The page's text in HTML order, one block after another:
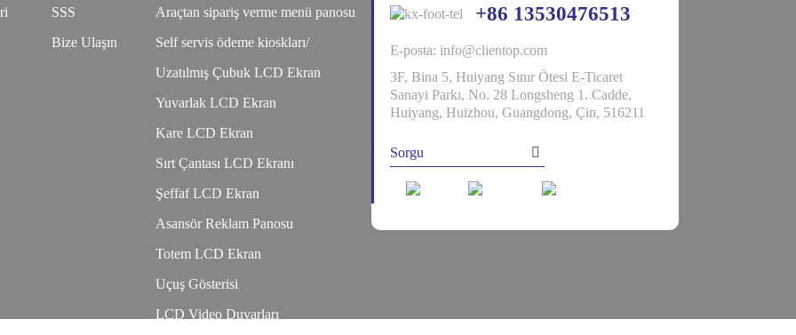
SSS
Bize Ulaşın
Araçtan sipariş verme menü panosu
Self servis ödeme kioskları/
Uzatılmış Çubuk LCD Ekran
Yuvarlak LCD Ekran
Kare LCD Ekran
Sırt Çantası LCD Ekranı
Şeffaf LCD Ekran
Asansör Reklam Panosu
Totem LCD Ekran
Uçuş Gösterisi
LCD Video Duvarları
+86 13530476513
E-posta: info@clientop.com
3F, Bina 5, Huiyang Sınır Ötesi E-Ticaret
Sanayi Parkı, No. 28 Longsheng 1. Cadde,
Huiyang, Huizhou, Guangdong, Çin, 516211
Sorgu